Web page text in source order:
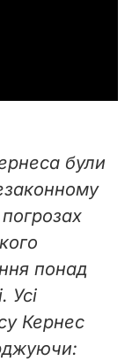
були
понад
Усі
Кернес